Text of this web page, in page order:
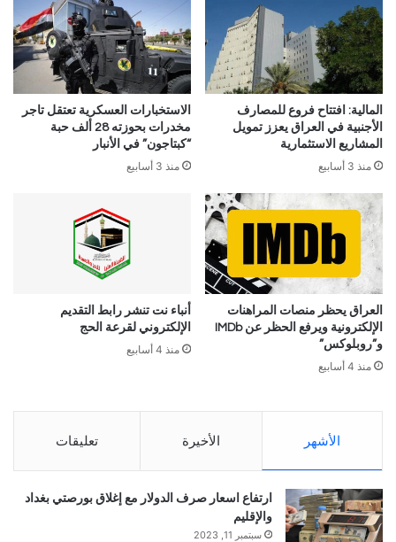
المالية: افتتاح فروع للمصارف
الأجنبية في العراق يعزز تمويل
المشاريع الاستثمارية
منذ 3 أسابيع
الاستخبارات العسكرية تعتقل تاجر
مخدرات بحوزته 28 ألف حبة
“كبتاجون” في الأنبار
منذ 3 أسابيع
العراق يحظر منصات المراهنات
الإلكترونية ويرفع الحظر عن IMDb
و”روبلوكس”
منذ 4 أسابيع
أنباء نت تنشر رابط التقديم
الإلكتروني لقرعة الحج
منذ 4 أسابيع
الأشهر الأخيرة تعليقات
ارتفاع اسعار صرف الدولار مع إغلاق بورصتي بغداد
والإقليم
سبتمبر 11, 2023